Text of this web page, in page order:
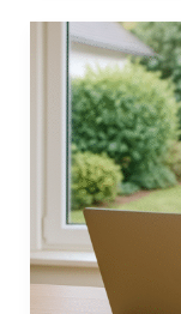
RRSO
w
chwilówkach
–
co
to
znaczy
i
jak